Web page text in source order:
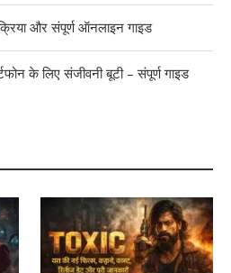
और संपूर्ण ऑनलाइन गाइड
के लिए संजीवनी बूटी – संपूर्ण गाइड